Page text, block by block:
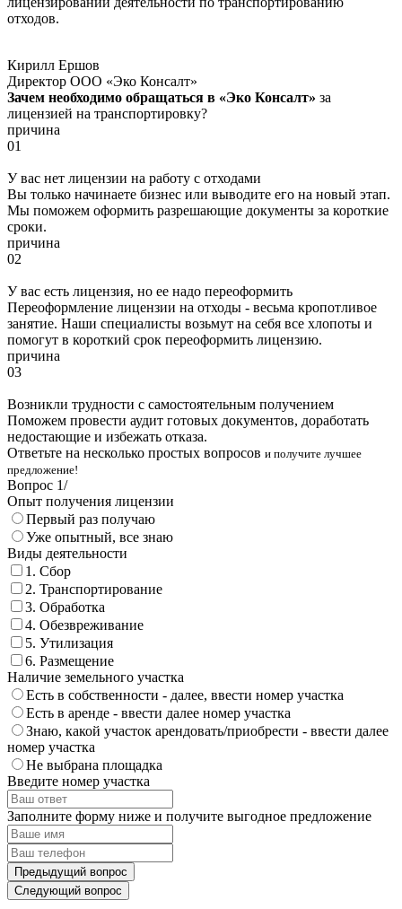
отходов.
Кирилл Ершов
Директор ООО «Эко Консалт»
Зачем необходимо обращаться в «Эко Консалт» за
лицензией на транспортировку?
причина
01
У вас нет лицензии на работу с отходами
Вы только начинаете бизнес или выводите его на новый этап.
Мы поможем оформить разрешающие документы за короткие
сроки.
причина
02
У вас есть лицензия, но ее надо переоформить
Переоформление лицензии на отходы - весьма кропотливое
занятие. Наши специалисты возьмут на себя все хлопоты и
помогут в короткий срок переоформить лицензию.
причина
03
Возникли трудности с самостоятельным получением
Поможем провести аудит готовых документов, доработать
недостающие и избежать отказа.
Ответьте на несколько простых вопросов и получите лучшее
предложение!
Вопрос 1/
Опыт получения лицензии
Первый раз получаю
Уже опытный, все знаю
Виды деятельности
1. Сбор
2. Транспортирование
3. Обработка
4. Обезвреживание
5. Утилизация
6. Размещение
Наличие земельного участка
Есть в собственности - далее, ввести номер участка
Есть в аренде - ввести далее номер участка
Знаю, какой участок арендовать/приобрести - ввести далее
номер участка
Не выбрана площадка
Введите номер участка
Заполните форму ниже и получите выгодное предложение
Предыдущий вопрос
Следующий вопрос